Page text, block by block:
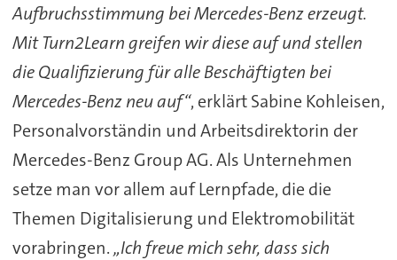
Aufbruchsstimmung bei Mercedes-Benz erzeugt.
Mit Turn2Learn greifen wir diese auf und stellen
die Qualifizierung für alle Beschäftigten bei
Mercedes-Benz neu auf“, erklärt Sabine Kohleisen,
Personalvorständin und Arbeitsdirektorin der
Mercedes-Benz Group AG. Als Unternehmen
setze man vor allem auf Lernpfade, die die
Themen Digitalisierung und Elektromobilität
vorabringen.„Ich freue mich sehr, dass sich